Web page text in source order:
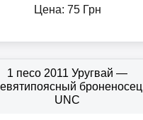
Цена: 75Грн
1 песо 2011 Уругвай —
броненосец
UNC